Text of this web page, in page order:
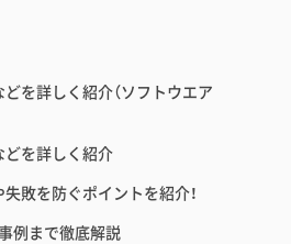
を詳しく紹介（ソフトウエア
どを詳しく紹介
敗を防ぐポイントを紹介！
例まで徹底解説